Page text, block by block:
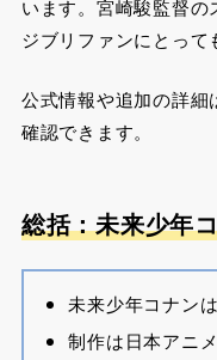
います。宮崎駿監督の
ジブリファンにとって
公式情報や追加の詳細
確認できます。
総括：未来少年
未来少年コナン
制作は日本アニ